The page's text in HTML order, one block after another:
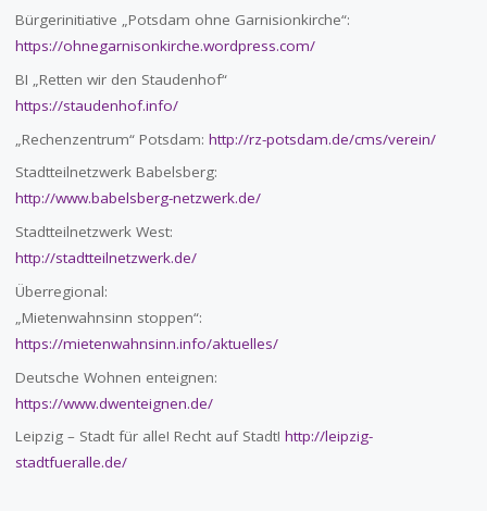
Bürgerinitiative „Potsdam ohne Garnisionkirche“:
https://ohnegarnisonkirche.wordpress.com/
BI „Retten wir den Staudenhof“
https://staudenhof.info/
„Rechenzentrum“ Potsdam: http://rz-potsdam.de/cms/verein/
Stadtteilnetzwerk Babelsberg:
http://www.babelsberg-netzwerk.de/
Stadtteilnetzwerk West:
http://stadtteilnetzwerk.de/
Überregional:
„Mietenwahnsinn stoppen“:
https://mietenwahnsinn.info/aktuelles/
Deutsche Wohnen enteignen:
https://www.dwenteignen.de/
Leipzig – Stadt für alle! Recht auf Stadt! http://leipzig-
stadtfueralle.de/